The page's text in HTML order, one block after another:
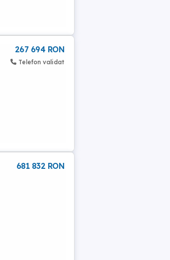
267 694 RON
Telefon validat
681 832 RON